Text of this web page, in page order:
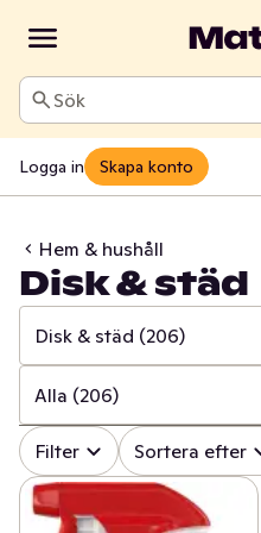
Sök
Logga in Skapa konto
Hem & hushåll
Disk & städ
Disk & städ (206)
✓ Alla (997)
✓ Hushålls- & toapapper
✓ Disk & städ (206)
Alla (206)
✓ Alla (206)
✓ Rengöringsmedel
Filter Sortera efter